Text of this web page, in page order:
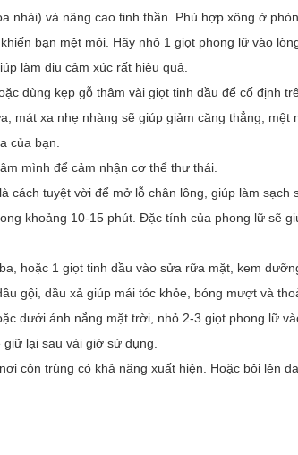
và nâng cao tinh thần. Phù hợp xông ở
bạn mệt mỏi. Hãy nhỏ 1 giọt phong lữ vào
làm dịu cảm xúc rất hiệu quả.
dùng kẹp gỗ thâm vài giọt tinh dầu để cố định
mát xa nhẹ nhàng sẽ giúp giảm căng thẳng,
của bạn.
mình để cảm nhận cơ thể thư thái.
cách tuyệt vời để mở lỗ chân lông, giúp làm
khoảng 10-15 phút. Đặc tính của phong lữ sẽ
hoặc 1 giọt tinh dầu vào sửa rữa mặt, kem
gội, dầu xả giúp mái tóc khỏe, bóng mượt và
dưới ánh nắng mặt trời, nhỏ 2-3 giọt phong lữ
lại sau vài giờ sử dụng.
côn trùng có khả năng xuất hiện. Hoặc bôi lên